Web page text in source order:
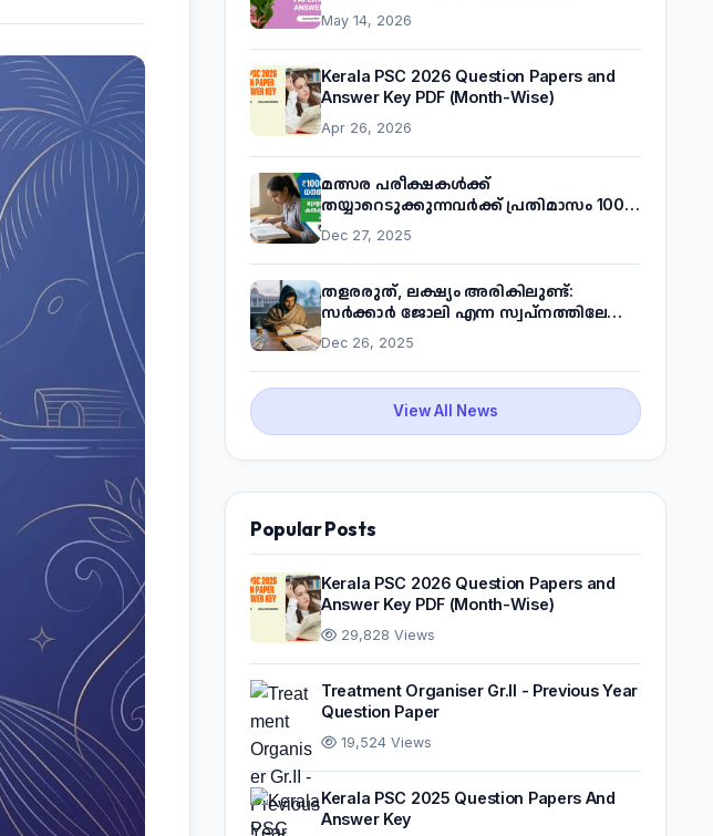
May 14, 2026
Kerala PSC 2026 Question Papers and
Answer Key PDF (Month-Wise)
Apr 26, 2026
മത്സര പരീക്ഷകൾക്ക്
തയ്യാറെടുക്കുന്നവർക്ക് പ്രതിമാസം 1000
പദ്ധതിയെക്കുറിച്ച് അറിയാം
Dec 27, 2025
തളരരുത്, ലക്ഷ്യം അരികിലുണ്ട്:
സർക്കാർ ജോലി എന്ന സ്വപ്നത്തിലേക്ക്
Dec 26, 2025
View All News
Popular Posts
Kerala PSC 2026 Question Papers and
Answer Key PDF (Month-Wise)
29,828 Views
Treatment Organiser Gr.II - Previous Year
Question Paper
19,524 Views
Kerala PSC 2025 Question Papers And
Answer Key